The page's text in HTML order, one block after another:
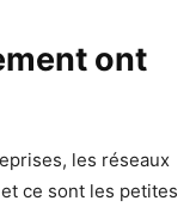
ont
les réseaux
ce sont les petites